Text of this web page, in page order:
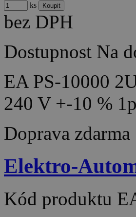
ks
bez DPH
Dostupnost Na
EA PS-10000
240 V +-10 %
Doprava zdarma
Elektro-
Kód produktu